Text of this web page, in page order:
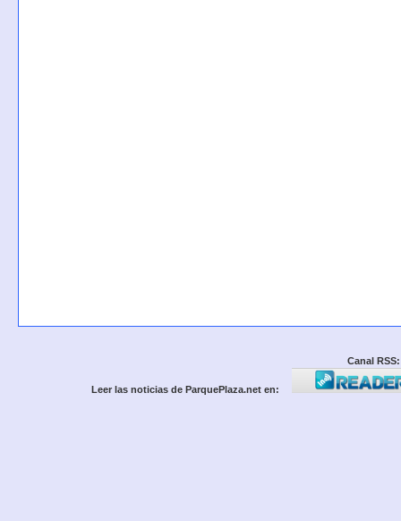
Canal RSS:
Leer las noticias de ParquePlaza.net en: